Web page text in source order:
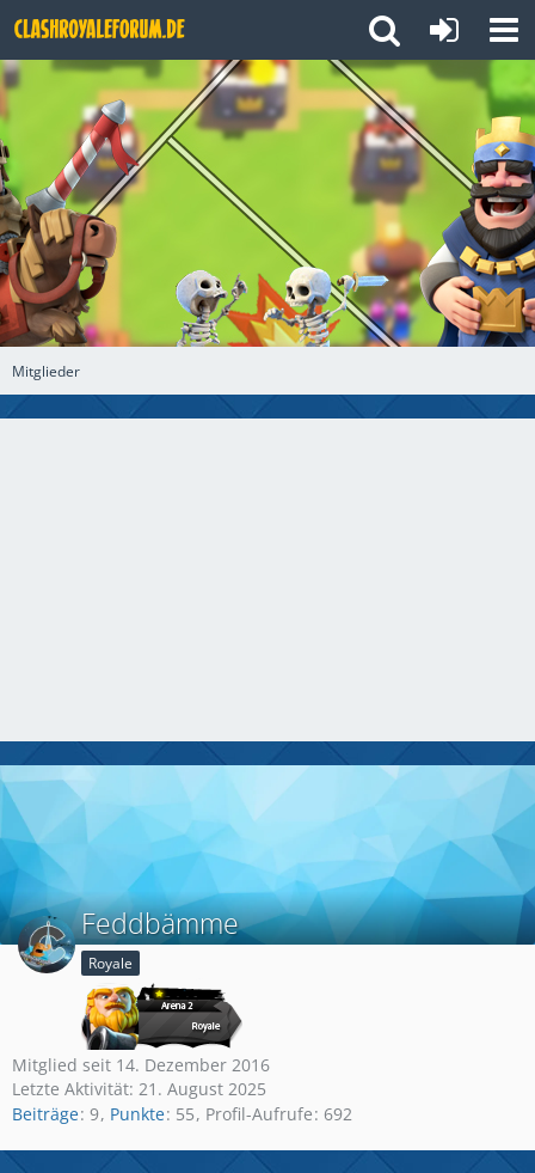
Mitglieder
Feddbämme
Royale
Mitglied seit 14. Dezember 2016
Letzte Aktivität: 21. August 2025
Beiträge 9 Punkte 55 Profil-Aufrufe 692